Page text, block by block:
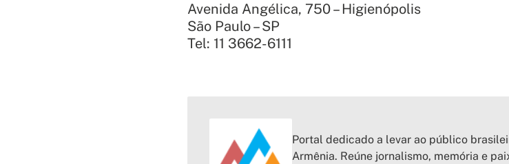
Avenida Angélica, 750 – Higienópolis
São Paulo – SP
Tel: 11 3662-6111
Portal dedicado a levar ao público
Armênia. Reúne jornalismo, memória e